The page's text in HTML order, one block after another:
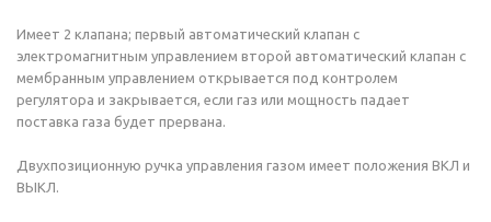
Имеет 2 клапана; первый автоматический клапан с
электромагнитным управлением второй автоматический клапан с
мембранным управлением открывается под контролем
регулятора и закрывается, если газ или мощность падает
поставка газа будет прервана.
Двухпозиционную ручка управления газом имеет положения ВКЛ и
ВЫКЛ.